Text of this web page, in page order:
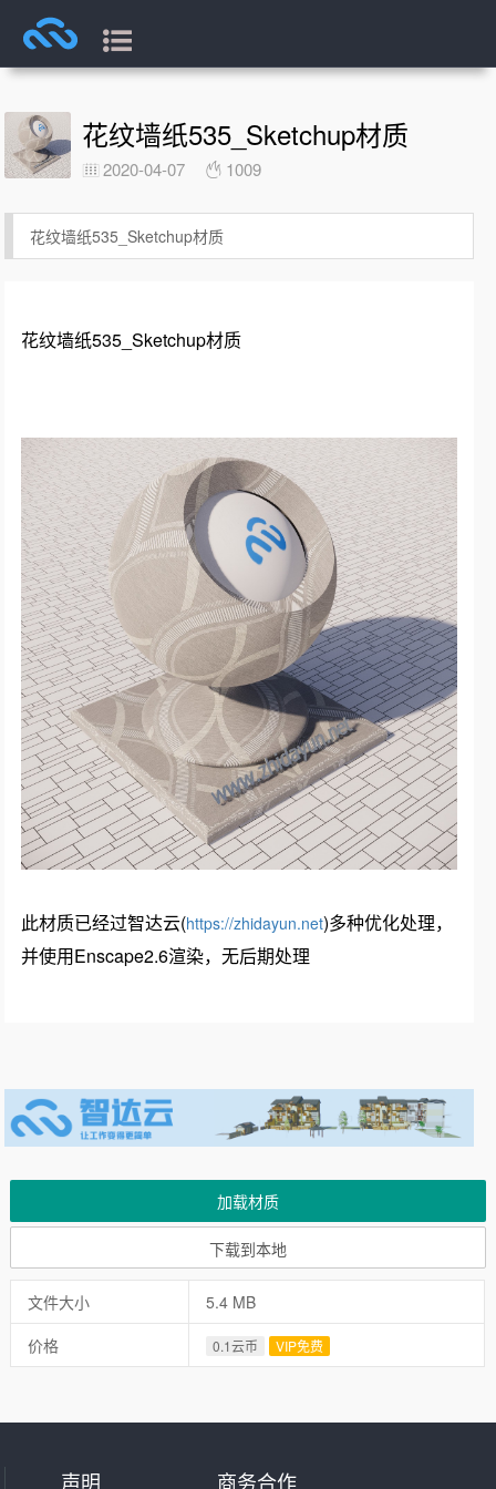
花纹墙纸535_Sketchup材质
2020-04-07 1009
花纹墙纸535_Sketchup材质
花纹墙纸535_Sketchup材质
此材质已经过智达云(https://zhidayun.net)多种优化处理，
并使用Enscape2.6渲染，无后期处理
加载材质
下载到本地
文件大小
5.4 MB
价格
0.1云币 VIP免费
声明 商务合作